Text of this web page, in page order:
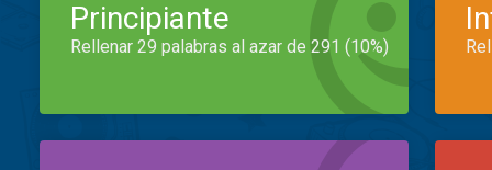
Principiante
Rellenar 29 palabras al azar de 291 (10%)